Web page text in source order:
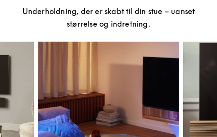
Underholdning, der er skabt til din stue – uanset
størrelse og indretning.